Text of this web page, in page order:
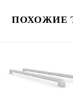
ПОХОЖИЕ